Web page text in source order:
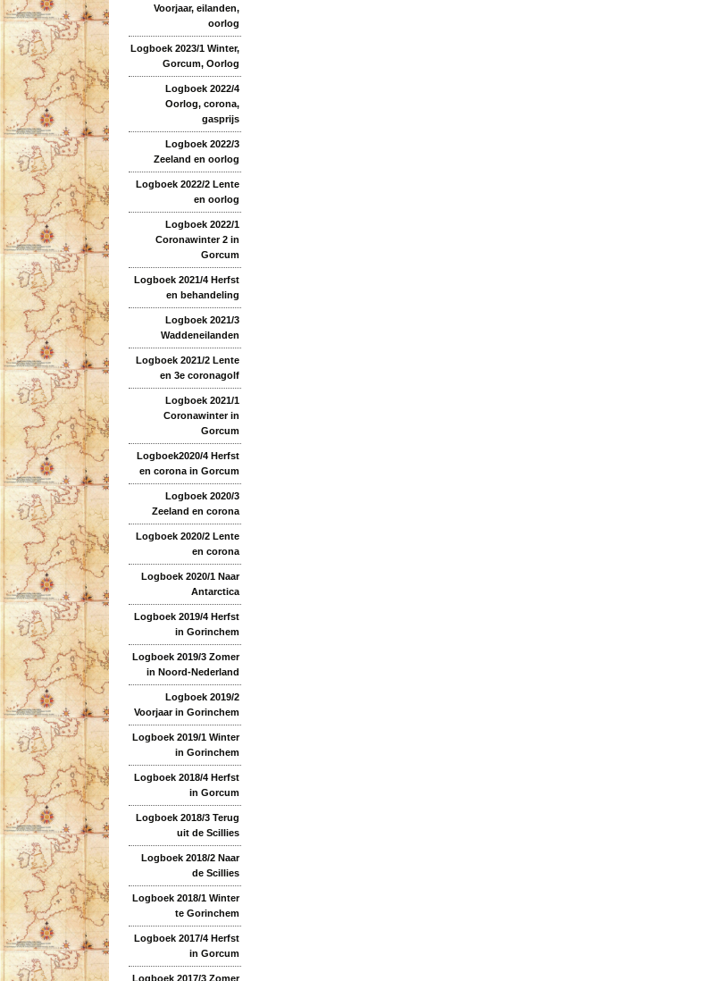
Voorjaar, eilanden,
oorlog
Logboek 2023/1 Winter,
Gorcum, Oorlog
Logboek 2022/4
Oorlog, corona,
gasprijs
Logboek 2022/3
Zeeland en oorlog
Logboek 2022/2 Lente
en oorlog
Logboek 2022/1
Coronawinter 2 in
Gorcum
Logboek 2021/4 Herfst
en behandeling
Logboek 2021/3
Waddeneilanden
Logboek 2021/2 Lente
en 3e coronagolf
Logboek 2021/1
Coronawinter in
Gorcum
Logboek2020/4 Herfst
en corona in Gorcum
Logboek 2020/3
Zeeland en corona
Logboek 2020/2 Lente
en corona
Logboek 2020/1 Naar
Antarctica
Logboek 2019/4 Herfst
in Gorinchem
Logboek 2019/3 Zomer
in Noord-Nederland
Logboek 2019/2
Voorjaar in Gorinchem
Logboek 2019/1 Winter
in Gorinchem
Logboek 2018/4 Herfst
in Gorcum
Logboek 2018/3 Terug
uit de Scillies
Logboek 2018/2 Naar
de Scillies
Logboek 2018/1 Winter
te Gorinchem
Logboek 2017/4 Herfst
in Gorcum
Logboek 2017/3 Zomer